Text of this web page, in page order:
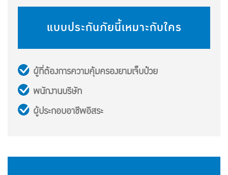
แบบประกันภัยนี้เหมาะกับใคร
ผู้ที่ต้องการความคุ้มครองยามเจ็บป่วย
พนักงานบริษัท
ผู้ประกอบอาชีพอิสระ